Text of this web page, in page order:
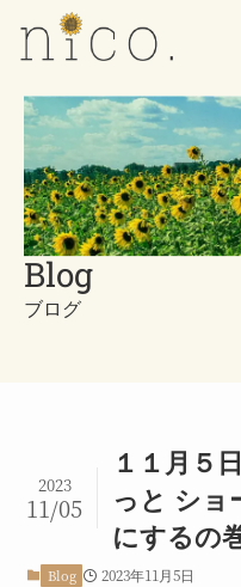
Blog
ブログ
１１月５
っと ショ
にするの
2023
11/05
Blog 2023年11月5日